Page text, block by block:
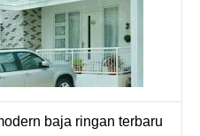
baja ringan terbaru